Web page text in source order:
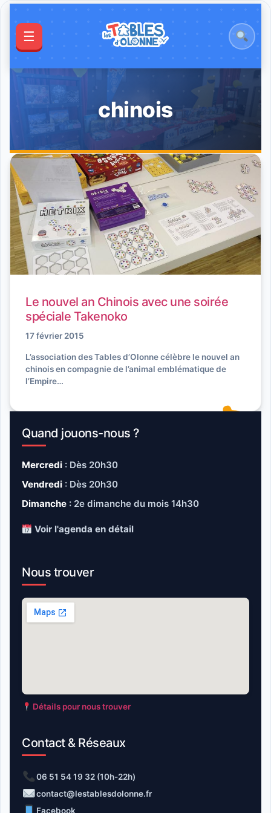
☰
chinois
Le nouvel an Chinois avec une soirée
spéciale Takenoko
17 février 2015
L’association des Tables d’Olonne célèbre le nouvel an
chinois en compagnie de l’animal emblématique de
l’Empire…
Quand jouons-nous ?
Mercredi : Dès 20h30
Vendredi : Dès 20h30
Dimanche : 2e dimanche du mois 14h30
Voir l'agenda en détail
Nous trouver
Détails pour nous trouver
Contact & Réseaux
06 51 54 19 32 (10h-22h)
contact@lestablesdolonne.fr
Facebook